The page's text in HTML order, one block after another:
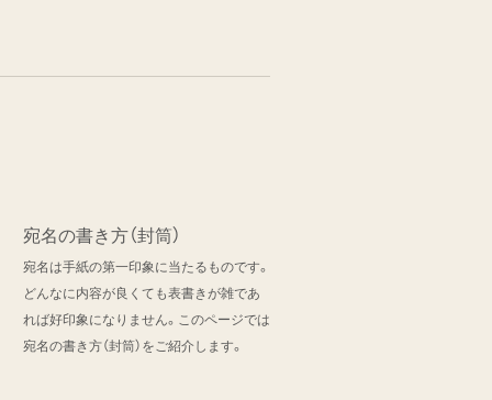
宛名の書き方（封筒）
宛名は手紙の第一印象に当たるものです。
どんなに内容が良くても表書きが雑であ
れば好印象になりません。このページでは
宛名の書き方（封筒）をご紹介します。